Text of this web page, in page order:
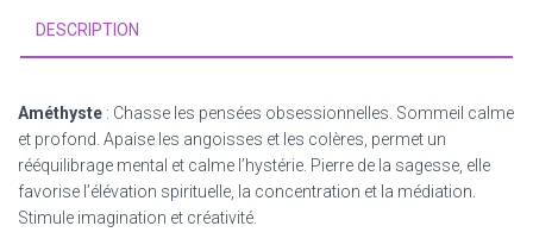
DESCRIPTION
Améthyste : Chasse les pensées obsessionnelles. Sommeil calme
et profond. Apaise les angoisses et les colères, permet un
rééquilibrage mental et calme l’hystérie. Pierre de la sagesse, elle
favorise l’élévation spirituelle, la concentration et la médiation.
Stimule imagination et créativité.